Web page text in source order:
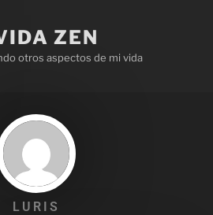
ZEN
otros aspectos de mi vida
LURIS